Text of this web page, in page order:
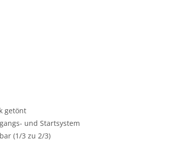
getönt
und Startsystem
(1/3 zu 2/3)